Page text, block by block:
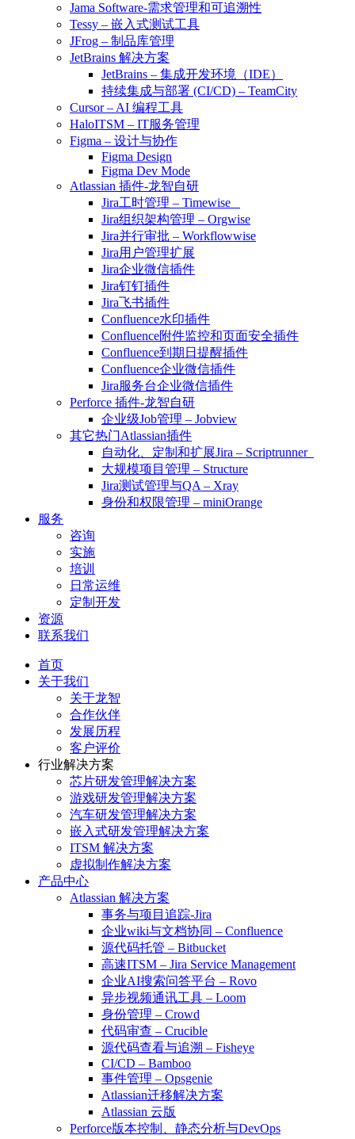
Jama Software-需求管理和可追溯性
Tessy – 嵌入式测试工具
JFrog – 制品库管理
JetBrains 解决方案
JetBrains – 集成开发环境（IDE）
持续集成与部署 (CI/CD) – TeamCity
Cursor – AI 编程工具
HaloITSM – IT服务管理
Figma – 设计与协作
Figma Design
Figma Dev Mode
Atlassian 插件-龙智自研
Jira工时管理 – Timewise
Jira组织架构管理 – Orgwise
Jira并行审批 – Workflowwise
Jira用户管理扩展
Jira企业微信插件
Jira钉钉插件
Jira飞书插件
Confluence水印插件
Confluence附件监控和页面安全插件
Confluence到期日提醒插件
Confluence企业微信插件
Jira服务台企业微信插件
Perforce 插件-龙智自研
企业级Job管理 – Jobview
其它热门Atlassian插件
自动化、定制和扩展Jira – Scriptrunner
大规模项目管理 – Structure
Jira测试管理与QA – Xray
身份和权限管理 – miniOrange
服务
咨询
实施
培训
日常运维
定制开发
资源
联系我们
首页
关于我们
关于龙智
合作伙伴
发展历程
客户评价
行业解决方案
芯片研发管理解决方案
游戏研发管理解决方案
汽车研发管理解决方案
嵌入式研发管理解决方案
ITSM 解决方案
虚拟制作解决方案
产品中心
Atlassian 解决方案
事务与项目追踪-Jira
企业wiki与文档协同 – Confluence
源代码托管 – Bitbucket
高速ITSM – Jira Service Management
企业AI搜索问答平台 – Rovo
异步视频通讯工具 – Loom
身份管理 – Crowd
代码审查 – Crucible
源代码查看与追溯 – Fisheye
CI/CD – Bamboo
事件管理 – Opsgenie
Atlassian迁移解决方案
Atlassian 云版
Perforce版本控制、静态分析与DevOps